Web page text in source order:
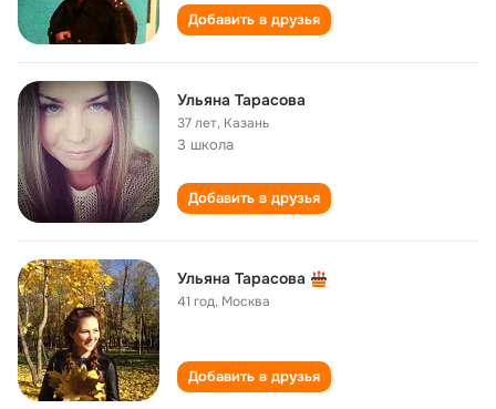
Добавить в друзья
Ульяна Тарасова
37 лет, Казань
3 школа
Добавить в друзья
Ульяна Тарасова
41 год, Москва
Добавить в друзья